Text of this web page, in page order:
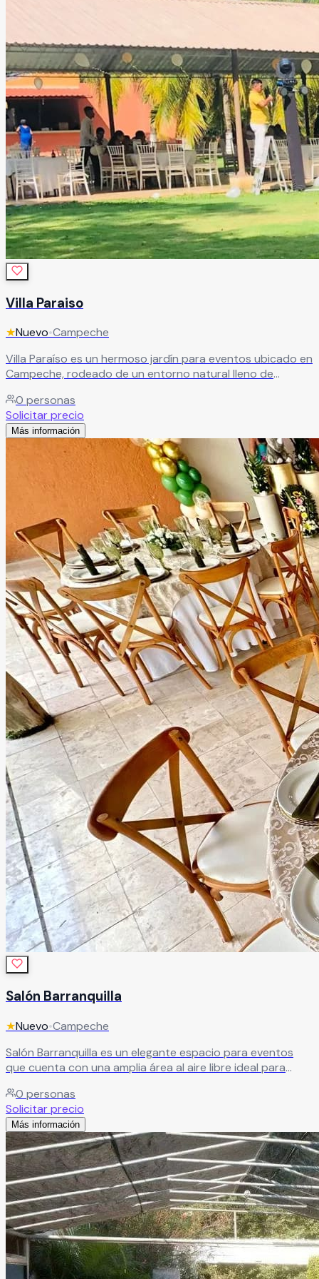
Villa Paraiso
★Nuevo•Campeche
Villa Paraíso es un hermoso jardín para eventos ubicado en
Campeche, rodeado de un entorno natural lleno de
instalaciones y su ambiente romántico lo convierten en el
escenario ideal para bodas, XV años, aniversarios,
graduaciones, eventos sociales y reuniones especiales,
ofreciendo espacios diseñados para crear experiencias
memorables junto a familiares y amigos.
Leer más
0 personas
Solicitar precio
Más información
Salón Barranquilla
★Nuevo•Campeche
Salón Barranquilla es un elegante espacio para eventos
que cuenta con una amplia área al aire libre ideal para
Sus instalaciones permiten realizar una gran variedad de
montajes y ambientaciones, ofreciendo comodidad,
amplitud y un entorno perfecto para bodas, XV años,
aniversarios, graduaciones, reuniones familiares y eventos
sociales especiales.Leer más
0 personas
Solicitar precio
Más información